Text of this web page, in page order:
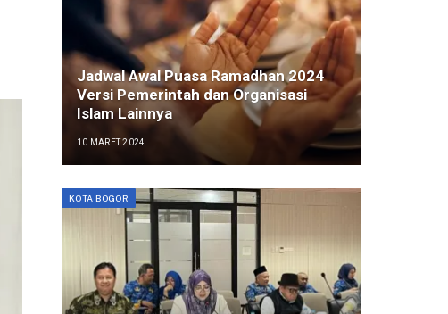
Jadwal Awal Puasa Ramadhan 2024
Versi Pemerintah dan Organisasi
Islam Lainnya
10 MARET 2024
KOTA BOGOR